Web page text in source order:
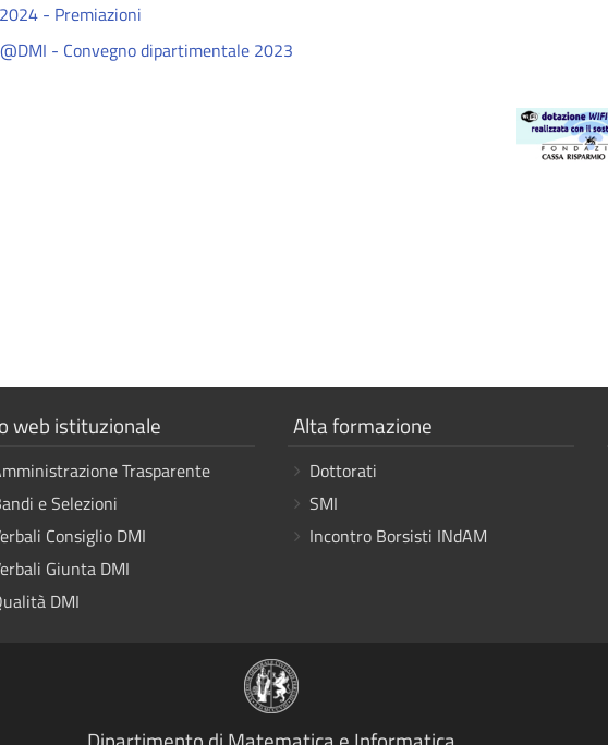
- Premiazioni
- Convegno dipartimentale 2023
web istituzionale
Trasparente
e Selezioni
Consiglio DMI
Giunta DMI
DMI
Mostra
link
Alta formazione
Dottorati
SMI
Incontro Borsisti INdAM